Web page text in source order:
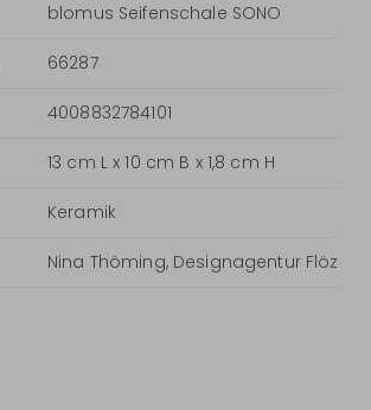
blomus Seifenschale SONO
66287
4008832784101
13 cm L x 10 cm B x 1,8 cm H
Keramik
Nina Thöming, Designagentur Flöz